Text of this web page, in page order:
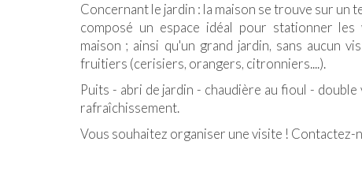
Concernant le jardin : la maison se trouve sur un
composé un espace idéal pour stationner
maison ; ainsi qu'un grand jardin, sans aucun
fruitiers (cerisiers, orangers, citronniers....).
Puits - abri de jardin - chaudière au fioul -
rafraîchissement.
Vous souhaitez organiser une visite ! Contactez-